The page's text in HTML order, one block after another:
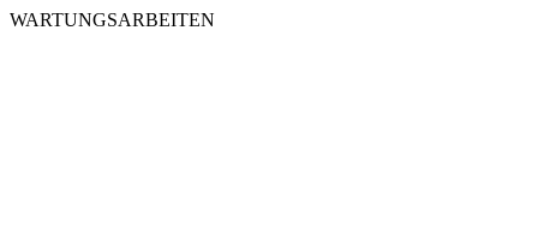
WARTUNGSARBEITEN